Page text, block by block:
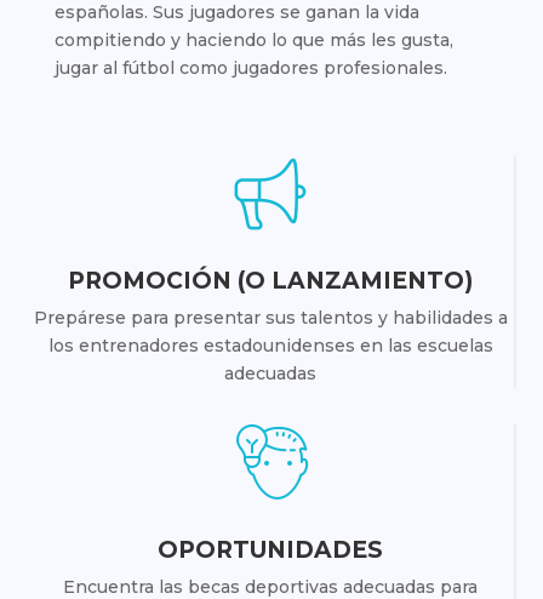
españolas. Sus jugadores se ganan la vida
compitiendo y haciendo lo que más les gusta,
jugar al fútbol como jugadores profesionales.
PROMOCIÓN (O LANZAMIENTO)
Prepárese para presentar sus talentos y habilidades a
los entrenadores estadounidenses en las escuelas
adecuadas
OPORTUNIDADES
Encuentra las becas deportivas adecuadas para